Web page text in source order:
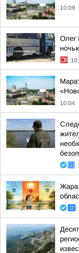
10:09
Олег
10:04
Жара: